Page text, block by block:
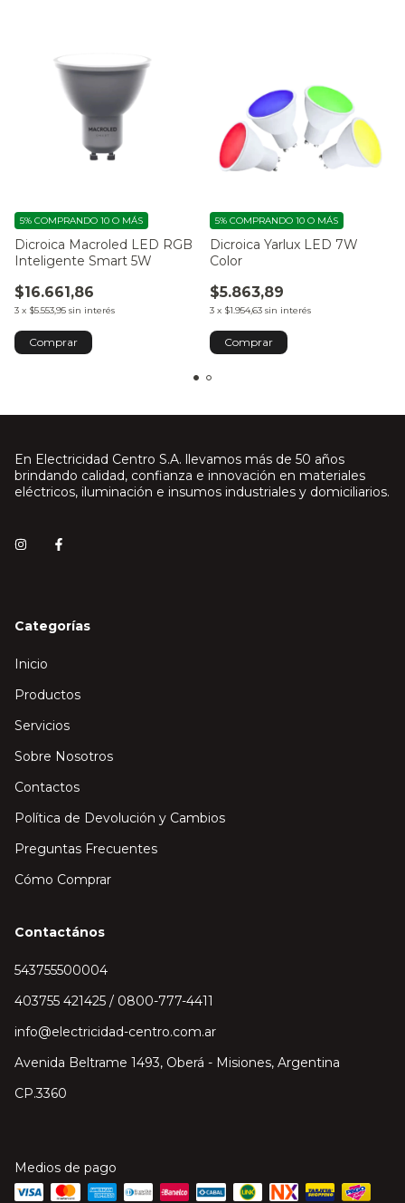
Dicroica Macroled LED RGB
Inteligente Smart 5W
$16.661,86
3 x $5.553,95 sin interés
5% COMPRANDO 10 O MÁS
Dicroica Yarlux LED 7W
Color
$5.863,89
3 x $1.954,63 sin interés
5% COMPRANDO 10 O MÁS
Comprar
En Electricidad Centro S.A. llevamos más de 50 años
brindando calidad, confianza e innovación en materiales
eléctricos, iluminación e insumos industriales y domiciliarios.
Categorías
Inicio
Productos
Servicios
Sobre Nosotros
Contactos
Política de Devolución y Cambios
Preguntas Frecuentes
Cómo Comprar
Contactános
543755500004
403755 421425 / 0800-777-4411
info@electricidad-centro.com.ar
Avenida Beltrame 1493, Oberá - Misiones, Argentina
CP.3360
Medios de pago